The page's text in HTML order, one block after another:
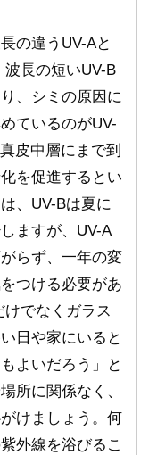
の違うUV-Aと
長の短いUV-B
、シミの原因に
ているのがUV-
皮中層にまで到
を促進するとい
、UV-Bは夏に
ますが、UV-A
らず、一年の変
つける必要があ
でなくガラス
日や家にいると
よいだろう」と
所に関係なく、
けましょう。何
外線を浴びるこ